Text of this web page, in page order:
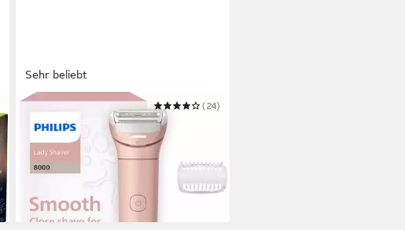
Sehr beliebt
Elektrokörperrasierer Lady Shaver
Series 8000 BRL129/00
(24)
44,99 €
in 1-2 Werktagen bei dir